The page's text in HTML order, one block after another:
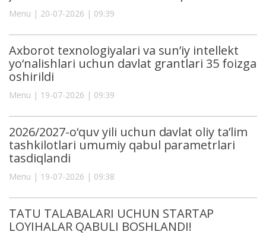
Menu | 20-07-2026 | 09:39
Axborot texnologiyalari va sun’iy intellekt
yo‘nalishlari uchun davlat grantlari 35 foizga
oshirildi
Menu | 19-07-2026 | 09:39
2026/2027-o‘quv yili uchun davlat oliy ta’lim
tashkilotlari umumiy qabul parametrlari
tasdiqlandi
Menu | 19-07-2026 | 09:38
TATU TALABALARI UCHUN STARTAP
LOYIHALAR QABULI BOSHLANDI!